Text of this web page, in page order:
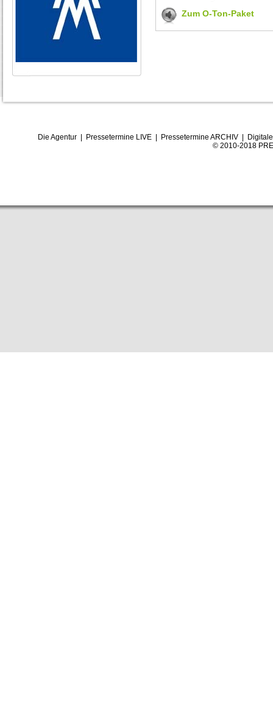
Zum O-Ton-Paket
Die Agentur| Pressetermine LIVE| Pressetermine ARCHIV|
© 2010-2018